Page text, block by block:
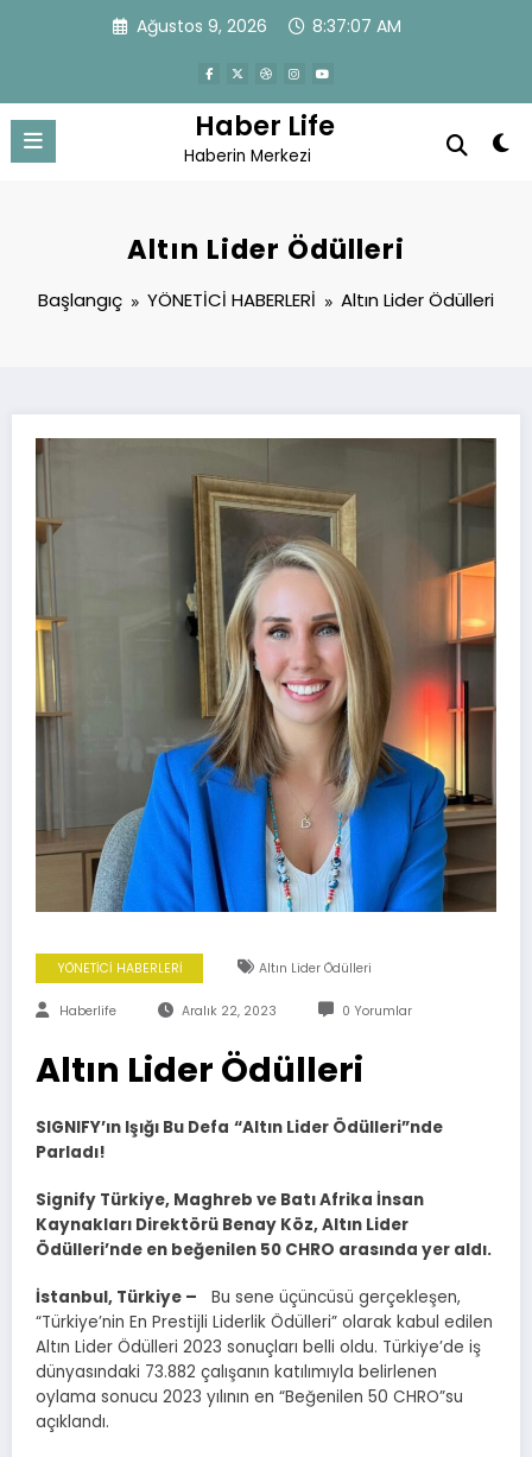
Ağustos 9, 2026 8:37:07 AM
Haber Life
Haberin Merkezi
Altın Lider Ödülleri
Başlangıç YÖNETİCİ HABERLERİ Altın Lider Ödülleri
YÖNETİCİ HABERLERİ Altın Lider Ödülleri
Haberlife Aralık 22, 2023 0 Yorumlar
Altın Lider Ödülleri
SIGNIFY’ın Işığı Bu Defa “Altın Lider Ödülleri”nde
Parladı!
Signify Türkiye, Maghreb ve Batı Afrika İnsan
Kaynakları Direktörü Benay Köz, Altın Lider
Ödülleri’nde en beğenilen 50 CHRO arasında yer aldı.
İstanbul, Türkiye – Bu sene üçüncüsü gerçekleşen,
“Türkiye’nin En Prestijli Liderlik Ödülleri” olarak kabul edilen
Altın Lider Ödülleri 2023 sonuçları belli oldu. Türkiye’de iş
dünyasındaki 73.882 çalışanın katılımıyla belirlenen
oylama sonucu 2023 yılının en “Beğenilen 50 CHRO”su
açıklandı.